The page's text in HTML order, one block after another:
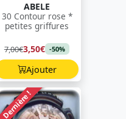
ABELE
30 Contour rose *
petites griffures
7,00€3,50€ -50%
Ajouter
Dernière !